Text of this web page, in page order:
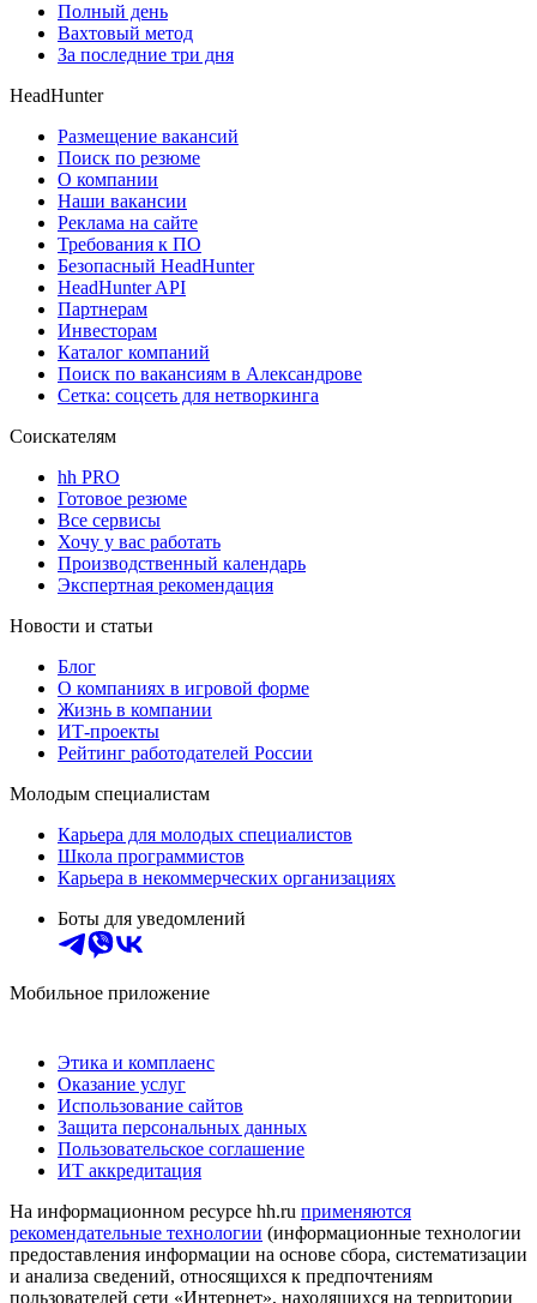
Полный день
Вахтовый метод
За последние три дня
HeadHunter
Размещение вакансий
Поиск по резюме
О компании
Наши вакансии
Реклама на сайте
Требования к ПО
Безопасный HeadHunter
HeadHunter API
Партнерам
Инвесторам
Каталог компаний
Поиск по вакансиям в Александрове
Сетка: соцсеть для нетворкинга
Соискателям
hh PRO
Готовое резюме
Все сервисы
Хочу у вас работать
Производственный календарь
Экспертная рекомендация
Новости и статьи
Блог
О компаниях в игровой форме
Жизнь в компании
ИТ-проекты
Рейтинг работодателей России
Молодым специалистам
Карьера для молодых специалистов
Школа программистов
Карьера в некоммерческих организациях
Боты для уведомлений
Мобильное приложение
Этика и комплаенс
Оказание услуг
Использование сайтов
Защита персональных данных
Пользовательское соглашение
ИТ аккредитация
На информационном ресурсе hh.ru применяются
рекомендательные технологии (информационные технологии
предоставления информации на основе сбора, систематизации
и анализа сведений, относящихся к предпочтениям
пользователей сети «Интернет», находящихся на территории